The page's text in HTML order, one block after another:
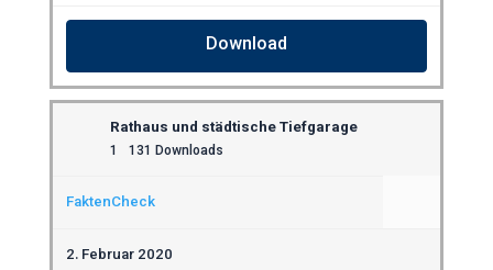
Download
Rathaus und städtische Tiefgarage
1 131 Downloads
FaktenCheck
2. Februar 2020